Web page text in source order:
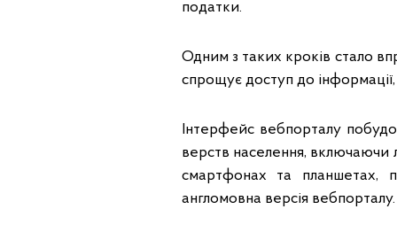
податки.
Одним з таких кроків стало
спрощує доступ до
Інтерфейс вебпорталу
верств населення, включаючи
смартфонах та планшетах,
англомовна версія вебпорталу.